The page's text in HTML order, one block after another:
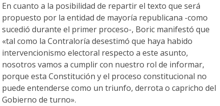
En cuanto a la posibilidad de repartir el texto que será
propuesto por la entidad de mayoría republicana -como
sucedió durante el primer proceso-, Boric manifestó que
«tal como la Contraloría desestimó que haya habido
intervencionismo electoral respecto a este asunto,
nosotros vamos a cumplir con nuestro rol de informar,
porque esta Constitución y el proceso constitucional no
puede entenderse como un triunfo, derrota o capricho del
Gobierno de turno».